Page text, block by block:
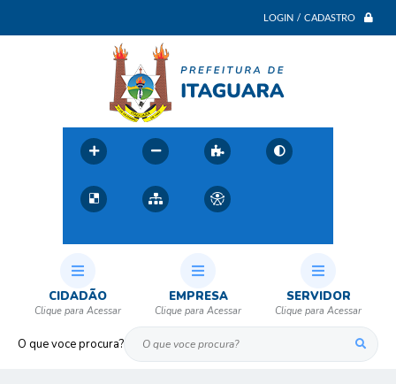
LOGIN / CADASTRO
O que voce procura?
CIDADÃO EMPRESA SERVIDOR